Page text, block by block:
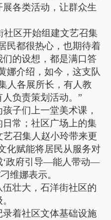
各类活动，让群众生
社区开始组建文艺召集
民都很热心，也期待着
的设想，都是满口答
娜介绍，如今，这支队
人各展所长，有人教
负责策划活动。”
子们上一堂美术课，
常；社区广场上的集
召集人赵小玲带来更
赋能将居民从服务对
‘政府引导—能人带动—
维娜表示。
壮大，石洋街社区的
着社区文体基础设施